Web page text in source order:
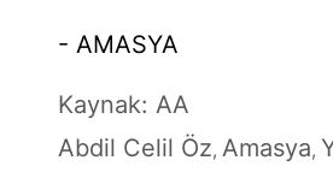
- AMASYA
Kaynak: AA
Abdil Celil Öz, Amasya,